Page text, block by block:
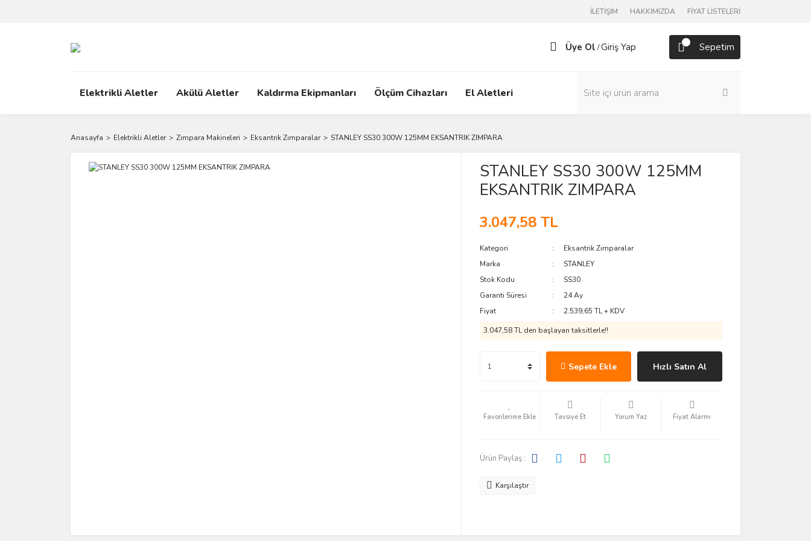
İLETİŞİM HAKKIMIZDA FİYAT LİSTELERİ
Üye Ol /Giriş Yap Sepetim
Elektrikli Aletler Akülü Aletler Kaldırma Ekipmanları Ölçüm Cihazları El Aletleri
Anasayfa Elektrikli Aletler Zımpara Makineleri Eksantrik Zımparalar STANLEY SS30 300W 125MM EKSANTRIK ZIMPARA
STANLEY SS30 300W 125MM
EKSANTRIK ZIMPARA
3.047,58 TL
Kategori
Eksantrik Zımparalar
Marka
STANLEY
Stok Kodu
SS30
Garanti Süresi
24 Ay
Fiyat
2.539,65 TL + KDV
3.047,58 TL den başlayan taksitlerle!!
Sepete Ekle Hızlı Satın Al
Tavsiye Et Yorum Yaz Fiyat Alarmı
Ürün Paylaş :
Karşılaştır